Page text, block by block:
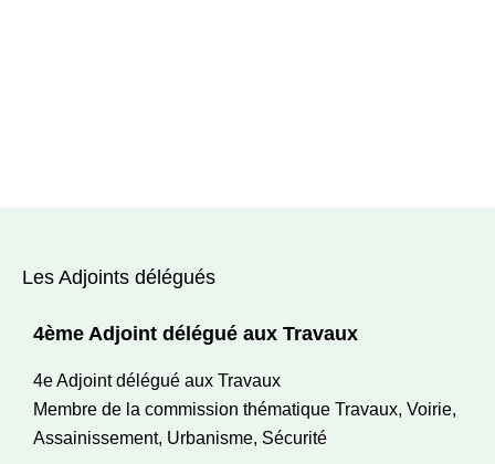
Les Adjoints délégués
4ème Adjoint délégué aux Travaux
4e Adjoint délégué aux Travaux
Membre de la commission thématique Travaux, Voirie,
Assainissement, Urbanisme, Sécurité